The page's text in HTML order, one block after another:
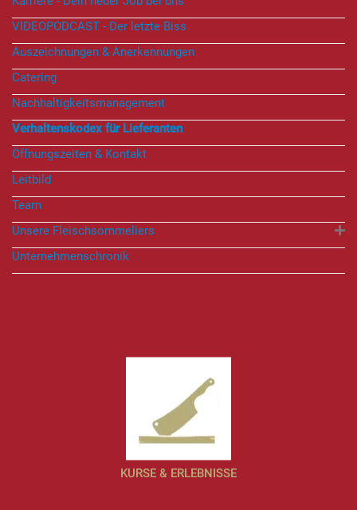
VIDEOPODCAST - Der letzte Biss
Auszeichnungen & Anerkennungen
Catering
Nachhaltigkeitsmanagement
Verhaltenskodex für Lieferanten
Öffnungszeiten & Kontakt
Leitbild
Team
Unsere Fleischsommeliers
Unternehmenschronik
KURSE & ERLEBNISSE